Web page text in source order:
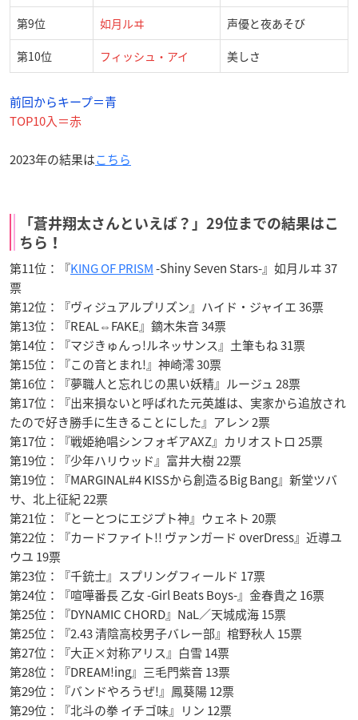
第9位 如月ルヰ 声優と夜あそび
第10位 フィッシュ・アイ 美しさ
前回からキープ＝青
TOP10入＝赤
2023年の結果はこちら
「蒼井翔太さんといえば？」29位までの結果はこ
ちら！
第11位：『KING OF PRISM-Shiny Seven Stars-』如月ルヰ 37
票
第12位：『ヴィジュアルプリズン』ハイド・ジャイエ 36票
第13位：『REAL⇔FAKE』鏑木朱音 34票
第14位：『マジきゅんっ!ルネッサンス』土筆もね 31票
第15位：『この音とまれ!』神崎澪 30票
第16位：『夢職人と忘れじの黒い妖精』ルージュ 28票
第17位：『出来損ないと呼ばれた元英雄は、実家から追放され
たので好き勝手に生きることにした』アレン 2票
第17位：『戦姫絶唱シンフォギアAXZ』カリオストロ 25票
第19位：『少年ハリウッド』富井大樹 22票
第19位：『MARGINAL#4 KISSから創造るBig Bang』新堂ツバ
サ、北上征紀 22票
第21位：『とーとつにエジプト神』ウェネト 20票
第22位：『カードファイト!! ヴァンガード overDress』近導ユ
ウユ 19票
第23位：『千銃士』スプリングフィールド 17票
第24位：『喧嘩番長 乙女 -Girl Beats Boys-』金春貴之 16票
第25位：『DYNAMIC CHORD』NaL／天城成海 15票
第25位：『2.43 清陰高校男子バレー部』棺野秋人 15票
第27位：『大正×対称アリス』白雪 14票
第28位：『DREAM!ing』三毛門紫音 13票
第29位：『バンドやろうぜ!』鳳葵陽 12票
第29位：『北斗の拳 イチゴ味』リン 12票